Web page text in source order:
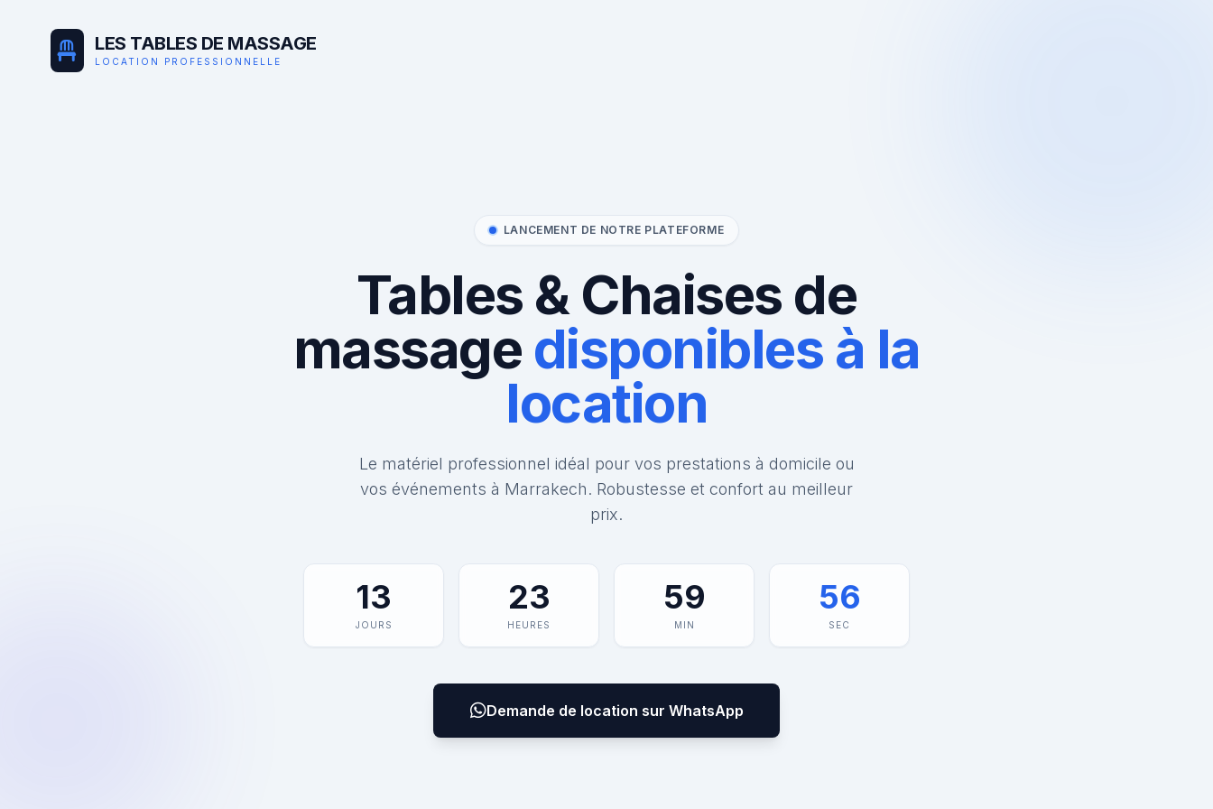
LES TABLES DE MASSAGE
LOCATION PROFESSIONNELLE
LANCEMENT DE NOTRE PLATEFORME
Tables & Chaises de
massage disponibles à la
location
Le matériel professionnel idéal pour vos prestations à domicile ou
vos événements à Marrakech. Robustesse et confort au meilleur
prix.
13
JOURS
23
HEURES
59
MIN
56
SEC
Demande de location sur WhatsApp